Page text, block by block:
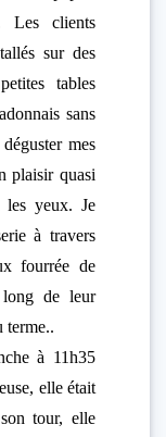
Les clients
sur des
tables
sans
mes
plaisir quasi
yeux. Je
à travers
fourrée de
long de leur
terme..
à 11h35
elle était
tour, elle